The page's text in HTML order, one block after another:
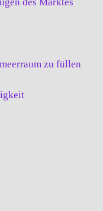
zu füllen